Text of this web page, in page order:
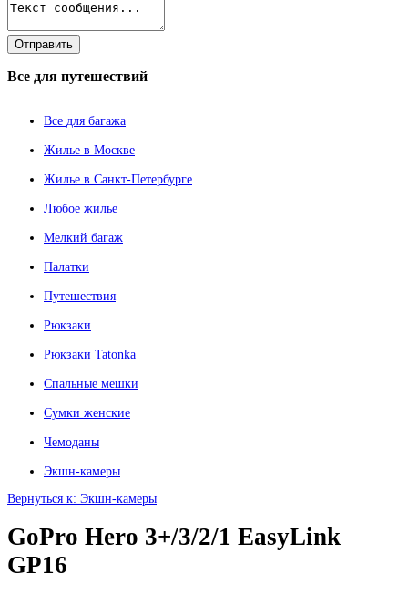
Все для путешествий
Все для багажа
Жилье в Москве
Жилье в Санкт-Петербурге
Любое жилье
Мелкий багаж
Палатки
Путешествия
Рюкзаки
Рюкзаки Tatonka
Спальные мешки
Сумки женские
Чемоданы
Экшн-камеры
Вернуться к: Экшн-камеры
GoPro Hero 3+/3/2/1 EasyLink
GP16